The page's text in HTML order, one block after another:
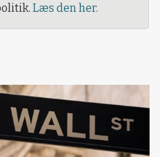
Læs den her.